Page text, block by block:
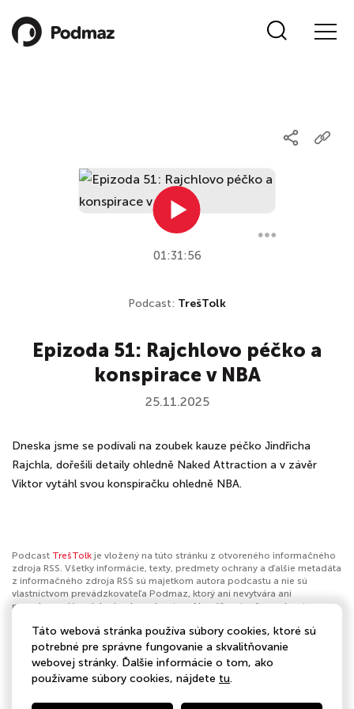
01:31:56
Podcast: TrešTolk
Epizoda 51: Rajchlovo péčko a
konspirace v NBA
25.11.2025
Dneska jsme se podívali na zoubek kauze péčko Jindřicha
Rajchla, dořešili detaily ohledně Naked Attraction a v závěr
Viktor vytáhl svou konspiračku ohledně NBA.
Podcast TrešTolk je vložený na túto stránku z otvoreného informačného
zdroja RSS. Všetky informácie, texty, predmety ochrany a ďalšie metadáta
z informačného zdroja RSS sú majetkom autora podcastu a nie sú
vlastníctvom prevádzkovateľa Podmaz, ktorý ani nevytvára ani
nezodpovedá za ich obsah podcastov. Ak máš za to, že podcast
obsah. Ak je toto tvoj podcast a chceš získať kontrolu nad týmto profilom
klikni sem.
Autor:TrešTolkers
Táto webová stránka používa súbory cookies, ktoré sú
potrebné pre správne fungovanie a skvalitňovanie
webovej stránky. Ďalšie informácie o tom, ako
používame súbory cookies, nájdete tu.